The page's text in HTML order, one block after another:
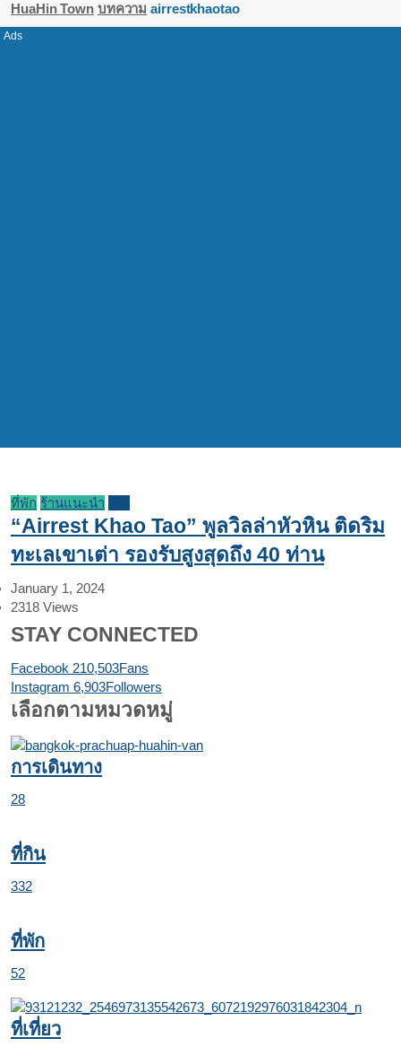
HuaHin Town บทความ airrestkhaotao
ที่พัก ร้านแนะนำ
“Airrest Khao Tao” พูลวิลล่าหัวหิน ติดริม
ทะเลเขาเต่า รองรับสูงสุดถึง 40 ท่าน
January 1, 2024
2318 Views
STAY CONNECTED
Facebook 210,503Fans
Instagram 6,903Followers
เลือกตามหมวดหมู่
การเดินทาง
28
ที่กิน
332
ที่พัก
52
ที่เที่ยว